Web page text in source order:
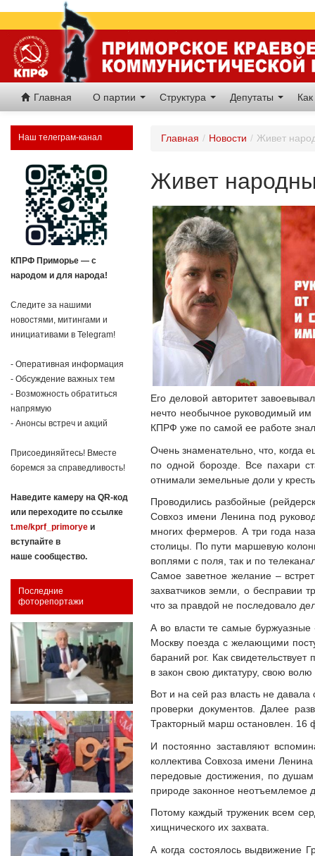
Главная О партии Структура Депутаты
Наш телеграм-канал
КПРФ Приморье — с
народом и для народа!
Следите за нашими
новостями, митингами и
инициативами в Telegram!
- Оперативная информация
- Обсуждение важных тем
- Возможность обратиться
напрямую
- Анонсы встреч и акций
Присоединяйтесь! Вместе
боремся за справедливость!
Наведите камеру на QR-код
или переходите по ссылке
t.me/kprf_primorye и
вступайте в
наше сообщество.
Последние
фоторепортажи
Главная / Новости / Живет
Живет
Его деловой авторитет
нечто необычное руководимый им
КПРФ уже по самой ее работе
Очень знаменательно, что, когда
по одной борозде. Все пахари
отнимали земельные доли у
Проводились разбойные
Совхоз имени Ленина под
многих фермеров. А три года
столицы. По пути маршевую
воплями с поля, так и по
Самое заветное желание –
захватчиков земли, о бесправии
что за правдой не последовало
А во власти те самые буржуазные
Москву поезда с желающими
бараний рог. Как
в закон свою диктатуру, свою
Вот и на сей раз власть не
проверки документов. Далее
Тракторный марш остановлен. 16
И постоянно заставляют
коллектива Совхоза имени
передовые достижения, по
природе законное неотъемлемое
Потому каждый труженик всем
хищнического их захвата.
А когда состоялось выдвижение